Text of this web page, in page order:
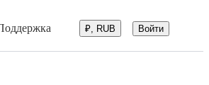
₽, RUB Войти